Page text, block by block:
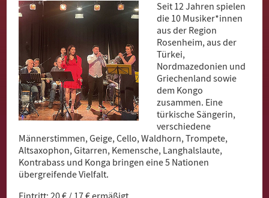
Akwaaba
Seit 12 Jahren spielen
die 10 Musiker*innen
aus der Region
Rosenheim, aus der
Türkei,
Nordmazedonien und
Griechenland sowie
dem Kongo
zusammen. Eine
türkische Sängerin,
verschiedene
Männerstimmen, Geige, Cello, Waldhorn, Trompete,
Altsaxophon, Gitarren, Kemensche, Langhalslaute,
Kontrabass und Konga bringen eine 5 Nationen
übergreifende Vielfalt.